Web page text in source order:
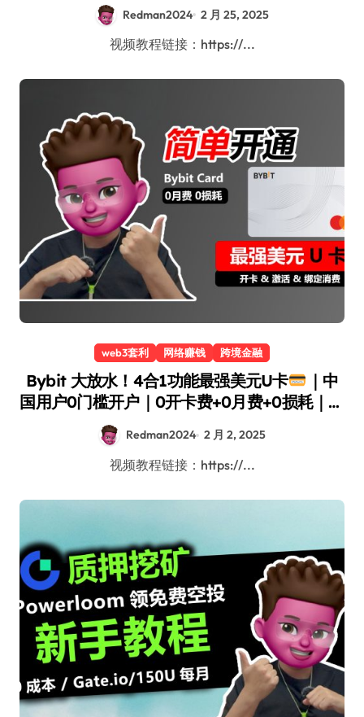
Redman2024 2 月 25, 2025
视频教程链接：https://...
web3套利 网络赚钱 跨境金融
Bybit 大放水！4合1功能最强美元U卡
｜中
国用户0门槛开户｜0开卡费+0月费+0损耗｜白
｜免地址证明｜实体卡+虚拟卡免
费申领｜加密货币出金神卡！Bybit注册开户教
程｜红孩儿redman
Redman2024 2 月 2, 2025
视频教程链接：https://...